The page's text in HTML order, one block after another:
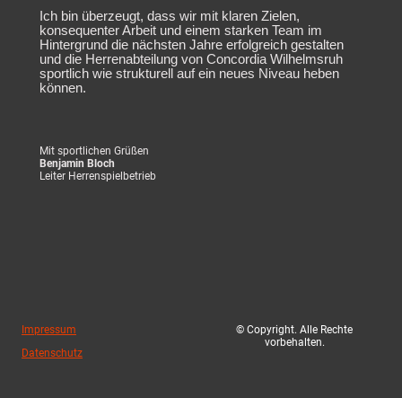
Ich bin überzeugt, dass wir mit klaren Zielen,
konsequenter Arbeit und einem starken Team im
Hintergrund die nächsten Jahre erfolgreich gestalten
und die Herrenabteilung von Concordia Wilhelmsruh
sportlich wie strukturell auf ein neues Niveau heben
können.
Mit sportlichen Grüßen
Benjamin Bloch
Leiter Herrenspielbetrieb
Impressum
Datenschutz
© Copyright. Alle Rechte
vorbehalten.